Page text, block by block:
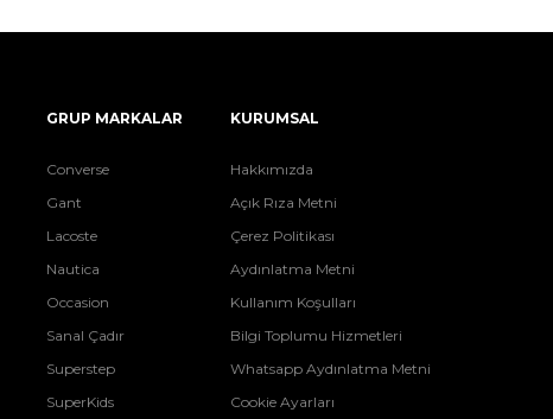
GRUP MARKALAR
Converse
Gant
Lacoste
Nautica
Occasion
Sanal Çadır
Superstep
SuperKids
KURUMSAL
Hakkımızda
Açık Rıza Metni
Çerez Politikası
Aydınlatma Metni
Kullanım Koşulları
Bilgi Toplumu Hizmetleri
Whatsapp Aydınlatma Metni
Cookie Ayarları